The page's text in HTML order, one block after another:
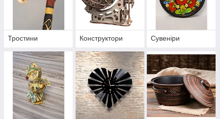
Тростини Конструктори Сувеніри